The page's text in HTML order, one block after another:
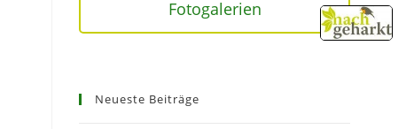
Fotogalerien
Neueste Beiträge